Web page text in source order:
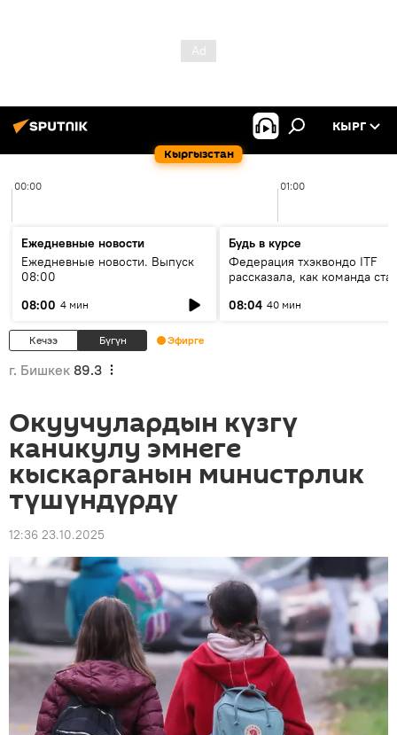
Кыргызстан
КЫРГ
00:00 01:00
Ежедневные новости
Ежедневные новости. Выпуск
08:00
08:00 4 мин
Будь в курсе
Федерация тхэквондо ITF
рассказала, как команда
08:04 40 мин
Кечээ Бүгүн Эфирге
г. Бишкек 89.3
Окуучулардын күзгү
каникулу эмнеге
кыскарганын министрлик
түшүндүрдү
12:36 23.10.2025